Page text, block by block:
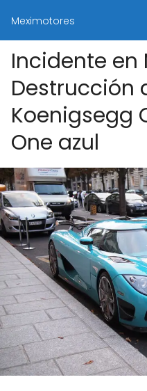
Meximotores
Incidente en
Destrucción
Koenigsegg
One azul